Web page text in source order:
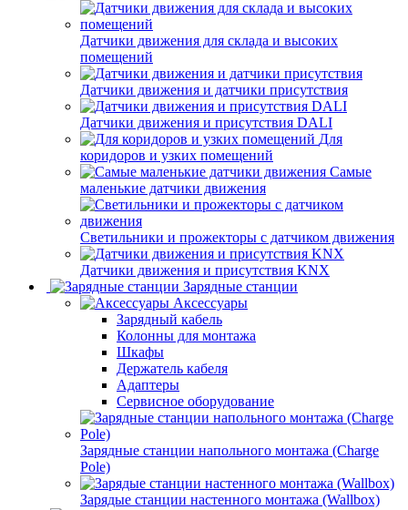
Датчики движения для склада и высоких
помещений
Датчики движения и датчики присутствия
Датчики движения и присутствия DALI
Для
коридоров и узких помещений
Самые
маленькие датчики движения
Светильники и прожекторы с датчиком движения
Датчики движения и присутствия KNX
Зарядные станции
Аксессуары
Зарядный кабель
Колонны для монтажа
Шкафы
Держатель кабеля
Адаптеры
Сервисное оборудование
Зарядные станции напольного монтажа (Charge
Pole)
Зарядые станции настенного монтажа (Wallbox)